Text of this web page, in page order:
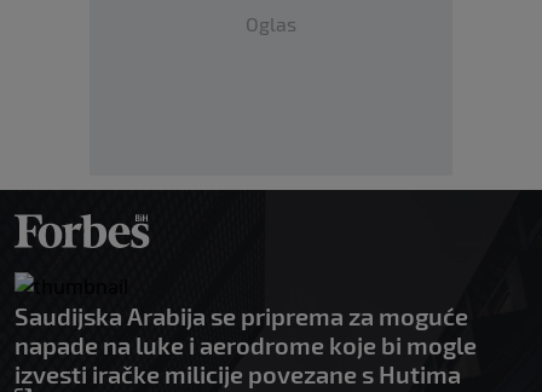
Oglas
Saudijska Arabija se priprema za moguće
napade na luke i aerodrome koje bi mogle
izvesti iračke milicije povezane s Hutima